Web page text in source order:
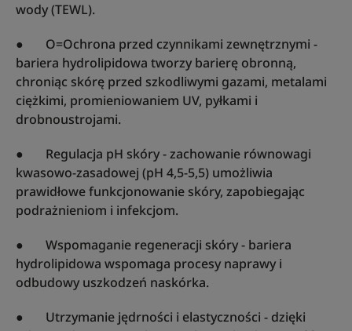
wody (TEWL).
● O=Ochrona przed czynnikami zewnętrznymi -
bariera hydrolipidowa tworzy barierę obronną,
chroniąc skórę przed szkodliwymi gazami, metalami
ciężkimi, promieniowaniem UV, pyłkami i
drobnoustrojami.
● Regulacja pH skóry - zachowanie równowagi
kwasowo-zasadowej (pH 4,5-5,5) umożliwia
prawidłowe funkcjonowanie skóry, zapobiegając
podrażnieniom i infekcjom.
● Wspomaganie regeneracji skóry - bariera
hydrolipidowa wspomaga procesy naprawy i
odbudowy uszkodzeń naskórka.
● Utrzymanie jędrności i elastyczności - dzięki